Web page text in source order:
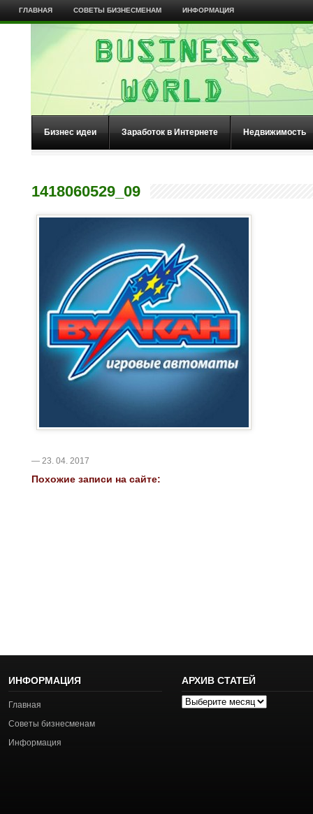
ГЛАВНАЯ СОВЕТЫ БИЗНЕСМЕНАМ ИНФОРМАЦИЯ
Бизнес идеи Заработок в Интернете Недвижимость
1418060529_09
— 23. 04. 2017
Похожие записи на сайте:
ИНФОРМАЦИЯ
Главная
Советы бизнесменам
Информация
АРХИВ СТАТЕЙ
Архив